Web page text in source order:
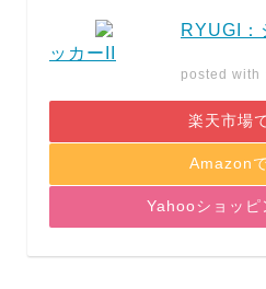
RYUGI：
ッカーII
posted with
楽天市場
Amazon
Yahooショッピ